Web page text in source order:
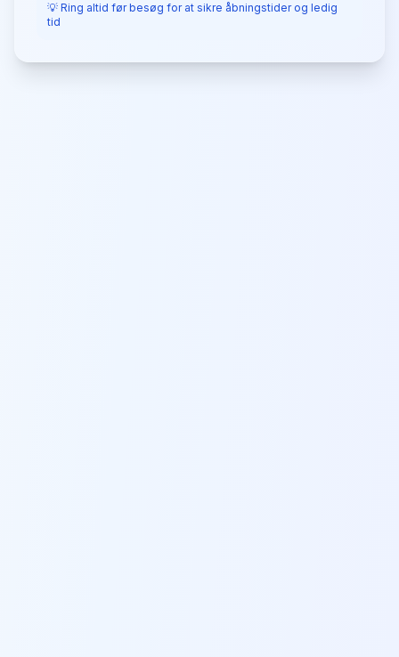
💡 Ring altid før besøg for at sikre åbningstider og ledig
tid